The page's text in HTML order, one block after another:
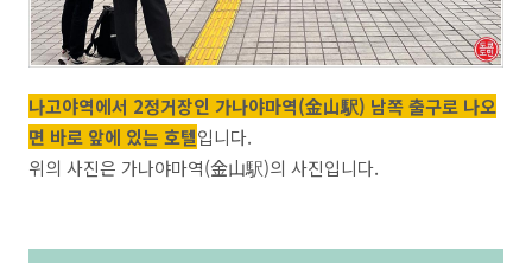
나고야역에서 2정거장인 가나야마역(金山駅) 남쪽 출구로 나오
면 바로 앞에 있는 호텔입니다.
위의 사진은 가나야마역(金山駅)의 사진입니다.